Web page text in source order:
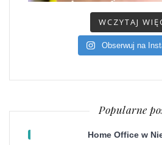
WCZYTAJ
Obserwuj na
Popularne
Home Office w